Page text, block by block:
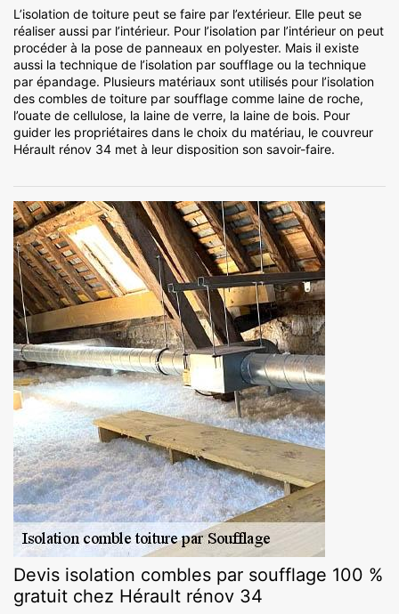
L’isolation de toiture peut se faire par l’extérieur. Elle peut se
réaliser aussi par l’intérieur. Pour l’isolation par l’intérieur on peut
procéder à la pose de panneaux en polyester. Mais il existe
aussi la technique de l’isolation par soufflage ou la technique
par épandage. Plusieurs matériaux sont utilisés pour l’isolation
des combles de toiture par soufflage comme laine de roche,
l’ouate de cellulose, la laine de verre, la laine de bois. Pour
guider les propriétaires dans le choix du matériau, le couvreur
Hérault rénov 34 met à leur disposition son savoir-faire.
Devis isolation combles par soufflage 100 %
gratuit chez Hérault rénov 34